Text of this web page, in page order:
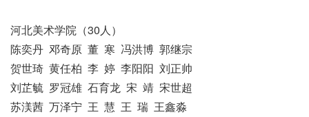
河北美术学院（30人）
陈奕丹 邓奇原 董 寒 冯洪博 郭继宗
贺世琦 黄任柏 李 婷 李阳阳 刘正帅
刘芷毓 罗冠雄 石育龙 宋 靖 宋世超
苏渼茜 万泽宁 王 慧 王 瑞 王鑫淼